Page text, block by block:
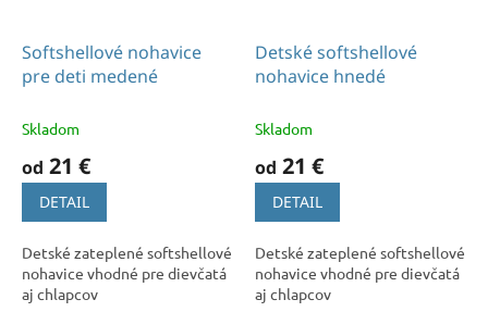
Softshellové nohavice
pre deti medené
Skladom
od 21 €
DETAIL
Detské zateplené softshellové
nohavice vhodné pre dievčatá
aj chlapcov
Detské softshellové
nohavice hnedé
Skladom
od 21 €
DETAIL
Detské zateplené softshellové
nohavice vhodné pre dievčatá
aj chlapcov